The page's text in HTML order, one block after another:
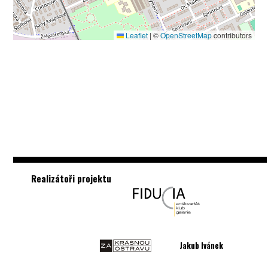
Leaflet | ©OpenStreetMapcontributors
Realizátoři projektu
Jakub Ivánek